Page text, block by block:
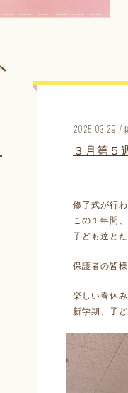
2025.03.29 /
３月第５
修了式が行
この１年間
子ども達と
保護者の皆
楽しい春休
新学期、子